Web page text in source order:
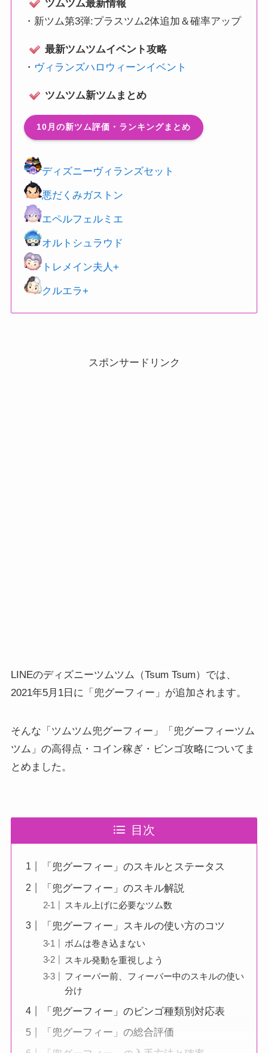
ツムツム最新情報
・ 新ツム第3弾:プラスツム2体追加＆確率アップ
最新ツムツムイベント攻略
・ ヴィランズハロウィーンイベント
ツムツム新ツムまとめ
10月の新ツム評価・ランキングまとめ
ディズニーヴィランズセット
悪だくみガストン
エペルフェルミエ
オルトシュラウド
トレメイン夫人+
クルエラ+
スポンサードリンク
LINEのディズニーツムツム（Tsum Tsum）では、
2021年5月1日に「兜グーフィー」が追加されます。
そんな「ツムツム兜グーフィー」「兜グーフィーツム
ツム」の高得点・コイン稼ぎ・ビンゴ攻略についてま
とめました。
目次
「兜グーフィー」のスキルとステータス
「兜グーフィー」のスキル解説
スキル上げに必要なツム数
「兜グーフィー」スキルの使い方のコツ
ボムは巻き込まない
スキル発動を重視しよう
フィーバー前、フィーバー中のスキルの使い
分け
「兜グーフィー」のビンゴ種類別対応表
「兜グーフィー」の総合評価